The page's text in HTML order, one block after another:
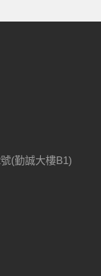
(勤誠大樓B1)